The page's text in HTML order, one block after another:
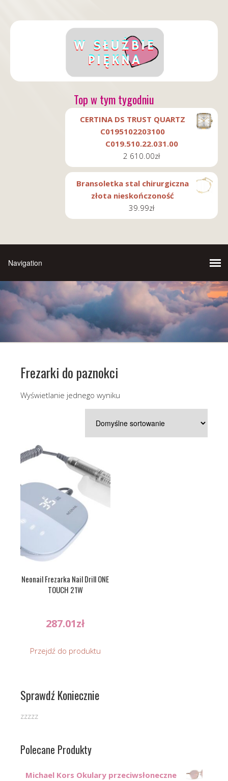
Top w tym tygodniu
CERTINA DS TRUST QUARTZ
C0195102203100
C019.510.22.031.00
2 610.00zł
Bransoletka stal chirurgiczna
złota nieskończoność
39.99zł
Frezarki do paznokci
Wyświetlanie jednego wyniku
Neonail Frezarka Nail Drill ONE
TOUCH 21W
287.01zł
Przejdź do produktu
Sprawdź Koniecznie
zzzzz
Polecane Produkty
Michael Kors Okulary przeciwsłoneczne